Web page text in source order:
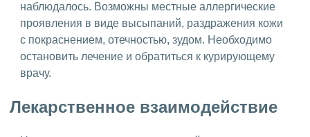
наблюдалось. Возможны местные аллергические
проявления в виде высыпаний, раздражения кожи
с покраснением, отечностью, зудом. Необходимо
остановить лечение и обратиться к курирующему
врачу.
Лекарственное взаимодействие